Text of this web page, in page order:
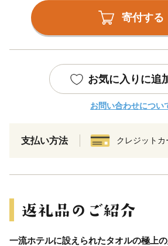
寄付する
お気に入りに追
お問い合わせについ
支払い方法 クレジットカ
一流ホテルに設えられたタオルの極上